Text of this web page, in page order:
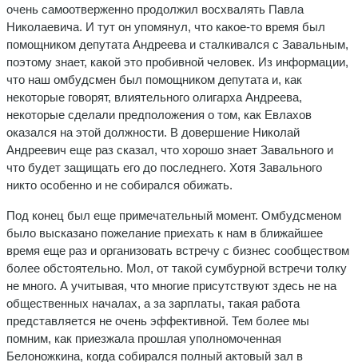
очень самоотверженно продолжил восхвалять Павла
Николаевича. И тут он упомянул, что какое-то время был
помощником депутата Андреева и сталкивался с Завальным,
поэтому знает, какой это пробивной человек. Из информации,
что наш омбудсмен был помощником депутата и, как
некоторые говорят, влиятельного олигарха Андреева,
некоторые сделали предположения о том, как Евлахов
оказался на этой должности. В довершение Николай
Андреевич еще раз сказал, что хорошо знает Завального и
что будет защищать его до последнего. Хотя Завального
никто особенно и не собирался обижать.
Под конец был еще примечательный момент. Омбудсменом
было высказано пожелание приехать к нам в ближайшее
время еще раз и организовать встречу с бизнес сообществом
более обстоятельно. Мол, от такой сумбурной встречи толку
не много. А учитывая, что многие присутствуют здесь не на
общественных началах, а за зарплаты, такая работа
представляется не очень эффективной. Тем более мы
помним, как приезжала прошлая уполномоченная
Белоножкина, когда собирался полный актовый зал в